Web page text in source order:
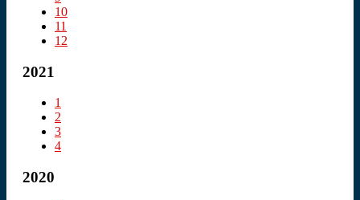
10
11
12
2021
1
2
3
4
2020